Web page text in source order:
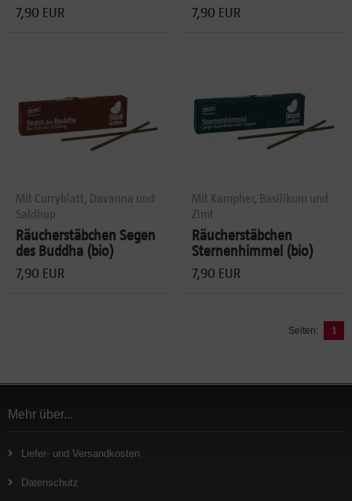
7,90 EUR 7,90 EUR
Mit Curryblatt, Davanna und
Saldhup
Räucherstäbchen Segen
des Buddha (bio)
7,90 EUR
Mit Kampher, Basilikum und
Zimt
Räucherstäbchen
Sternenhimmel (bio)
7,90 EUR
Seiten: 1
Mehr über...
Liefer- und Versandkosten
Datenschutz